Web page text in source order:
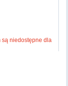
są niedostępne dla